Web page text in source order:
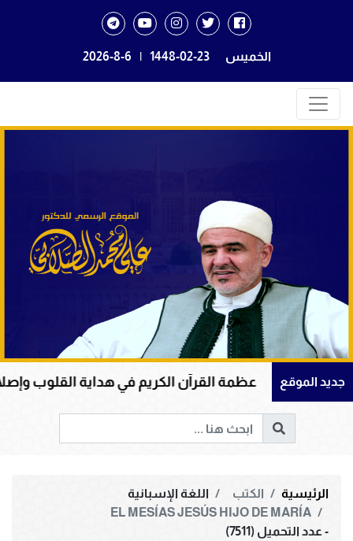
الخميس 1448-02-23
|
2026-8-6
جديد الموقععظمة القرآن الكريم في هداية القلوب وإصلاح
الرئيسية الكتب
اللغة الإسبانية
EL MESÍAS JESÚS HIJO DE MARÍA
- عدد التحميل (7511)